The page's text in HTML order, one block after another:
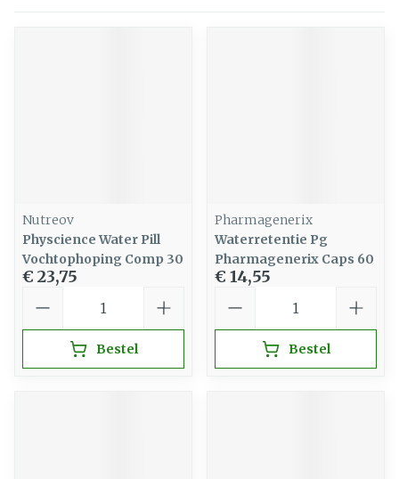
Nutreov
Physcience Water Pill
Vochtophoping Comp 30
€ 23,75
Bestel
Pharmagenerix
Waterretentie Pg
Pharmagenerix Caps 60
€ 14,55
Bestel